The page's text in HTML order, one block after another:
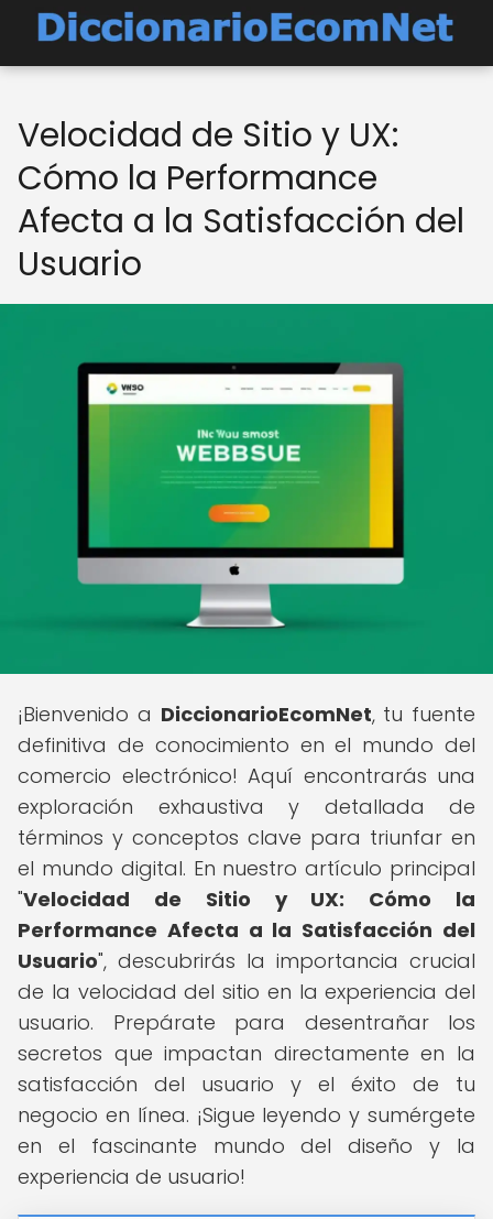
Velocidad de Sitio y UX:
Cómo la Performance
Afecta a la Satisfacción del
Usuario
¡Bienvenido a DiccionarioEcomNet, tu fuente
definitiva de conocimiento en el mundo del
comercio electrónico! Aquí encontrarás una
exploración exhaustiva y detallada de
términos y conceptos clave para triunfar en
el mundo digital. En nuestro artículo principal
"Velocidad de Sitio y UX: Cómo la
Performance Afecta a la Satisfacción del
Usuario", descubrirás la importancia crucial
de la velocidad del sitio en la experiencia del
usuario. Prepárate para desentrañar los
secretos que impactan directamente en la
satisfacción del usuario y el éxito de tu
negocio en línea. ¡Sigue leyendo y sumérgete
en el fascinante mundo del diseño y la
experiencia de usuario!